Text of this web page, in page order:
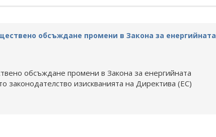
обсъждане промени в Закона за енергийната
обсъждане промени в Закона за енергийната
законодателство изискванията на Директива (ЕС)